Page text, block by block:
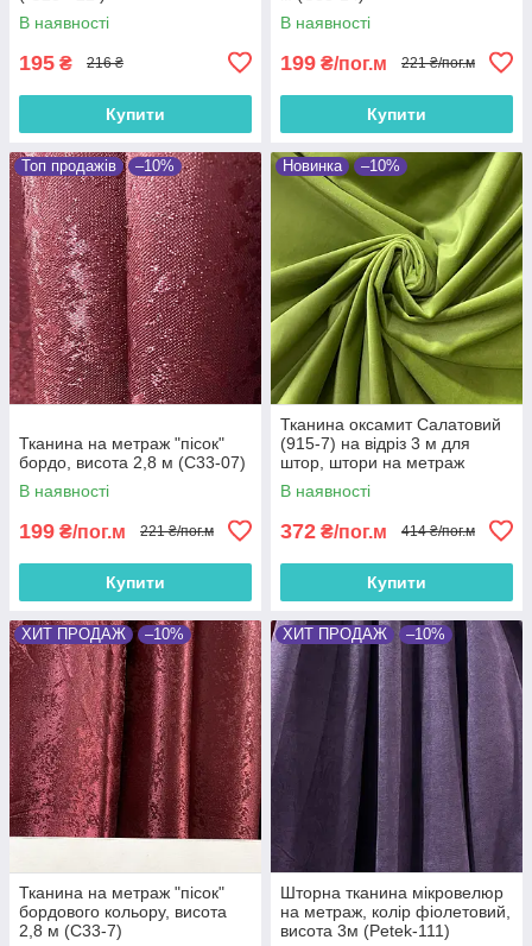
В наявності
195 ₴ 216 ₴
Купити
В наявності
199 ₴/пог.м 221 ₴/пог.м
Купити
Топ продажів –10%
Тканина на метраж "пісок"
бордо, висота 2,8 м (С33-07)
В наявності
199 ₴/пог.м 221 ₴/пог.м
Купити
Новинка –10%
Тканина оксамит Салатовий
(915-7) на відріз 3 м для
штор, штори на метраж
оксамитові, відрізні портьєри
В наявності
372 ₴/пог.м 414 ₴/пог.м
Купити
ХИТ ПРОДАЖ –10%
Тканина на метраж "пісок"
бордового кольору, висота
2,8 м (С33-7)
ХИТ ПРОДАЖ –10%
Шторна тканина мікровелюр
на метраж, колір фіолетовий,
висота 3м (Petek-111)